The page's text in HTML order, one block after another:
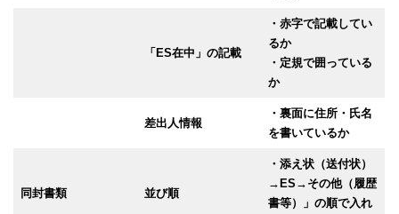
「ES在中」の記載
・赤字で記載してい
るか
・定規で囲っている
か
差出人情報
・裏面に住所・氏名
を書いているか
同封書類 並び順
・添え状（送付状）
→ES→その他（履歴
書等）」の順で入れ